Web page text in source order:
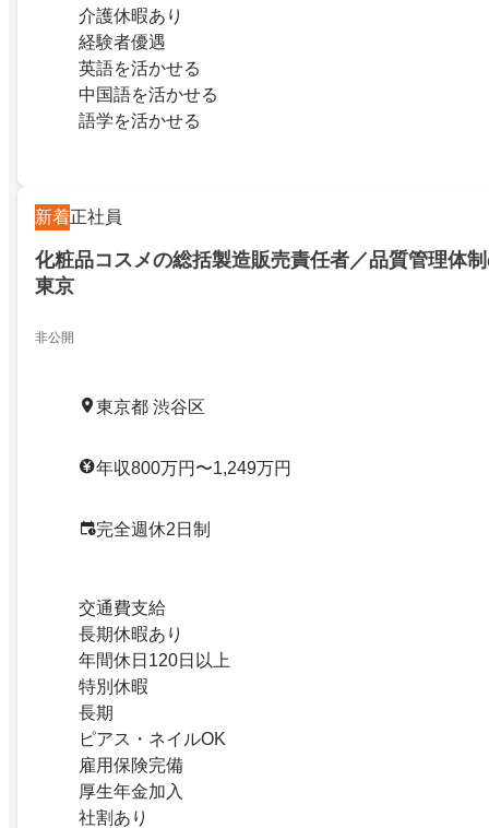
介護休暇あり
経験者優遇
英語を活かせる
中国語を活かせる
語学を活かせる
新着正社員
化粧品コスメの総括製造販売責任者／品質管理体
東京
非公開
東京都 渋谷区
年収800万円〜1,249万円
完全週休2日制
交通費支給
長期休暇あり
年間休日120日以上
特別休暇
長期
ピアス・ネイルOK
雇用保険完備
厚生年金加入
社割あり